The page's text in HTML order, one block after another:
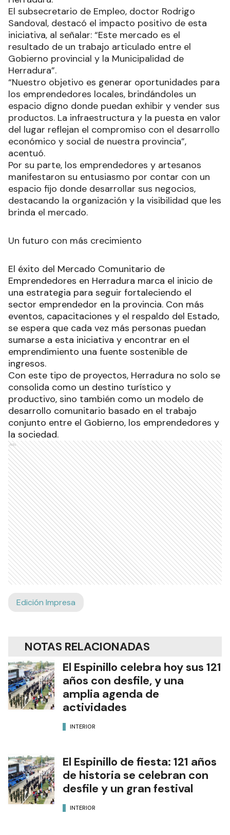
El subsecretario de Empleo, doctor Rodrigo
Sandoval, destacó el impacto positivo de esta
iniciativa, al señalar: “Este mercado es el
resultado de un trabajo articulado entre el
Gobierno provincial y la Municipalidad de
Herradura”.
“Nuestro objetivo es generar oportunidades para
los emprendedores locales, brindándoles un
espacio digno donde puedan exhibir y vender sus
productos. La infraestructura y la puesta en valor
del lugar reflejan el compromiso con el desarrollo
económico y social de nuestra provincia”,
acentuó.
Por su parte, los emprendedores y artesanos
manifestaron su entusiasmo por contar con un
espacio fijo donde desarrollar sus negocios,
destacando la organización y la visibilidad que les
brinda el mercado.
Un futuro con más crecimiento
El éxito del Mercado Comunitario de
Emprendedores en Herradura marca el inicio de
una estrategia para seguir fortaleciendo el
sector emprendedor en la provincia. Con más
eventos, capacitaciones y el respaldo del Estado,
se espera que cada vez más personas puedan
sumarse a esta iniciativa y encontrar en el
emprendimiento una fuente sostenible de
ingresos.
Con este tipo de proyectos, Herradura no solo se
consolida como un destino turístico y
productivo, sino también como un modelo de
desarrollo comunitario basado en el trabajo
conjunto entre el Gobierno, los emprendedores y
la sociedad.
Ads
Edición Impresa
NOTAS RELACIONADAS
El Espinillo celebra hoy sus 121
años con desfile, y una
amplia agenda de
actividades
INTERIOR
El Espinillo de fiesta: 121 años
de historia se celebran con
desfile y un gran festival
INTERIOR